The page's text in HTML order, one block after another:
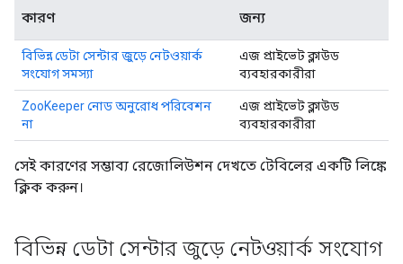
কারণ জন্য
বিভিন্ন ডেটা সেন্টার জুড়ে নেটওয়ার্ক
সংযোগ সমস্যা
এজ প্রাইভেট ক্লাউড
ব্যবহারকারীরা
ZooKeeper নোড অনুরোধ পরিবেশন
না
এজ প্রাইভেট ক্লাউড
ব্যবহারকারীরা
সেই কারণের সম্ভাব্য রেজোলিউশন দেখতে টেবিলের একটি লিঙ্কে
ক্লিক করুন।
বিভিন্ন ডেটা সেন্টার জুড়ে নেটওয়ার্ক সংযোগ